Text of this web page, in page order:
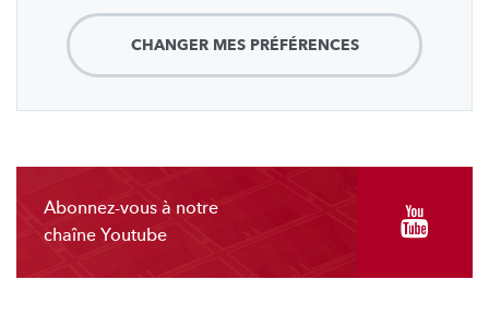
CHANGER MES PRÉFÉRENCES
Abonnez-vous à notre
chaîne Youtube